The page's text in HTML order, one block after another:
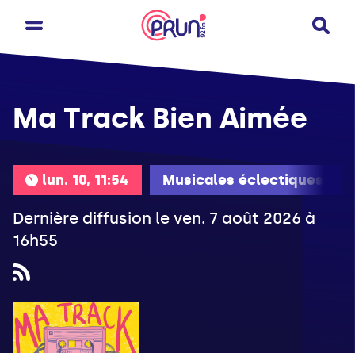
lun. 10, 11:54 Musicales éclectiques
Ma Track Bien Aimée
Dernière diffusion le ven. 7 août 2026 à
16h55